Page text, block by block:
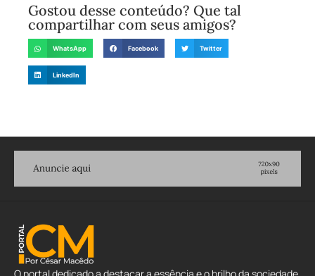
Gostou desse conteúdo? Que tal
compartilhar com seus amigos?
WhatsApp Facebook Twitter
LinkedIn